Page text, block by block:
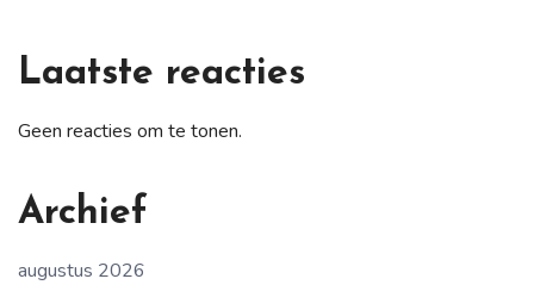
Laatste reacties
Geen reacties om te tonen.
Archief
augustus 2026